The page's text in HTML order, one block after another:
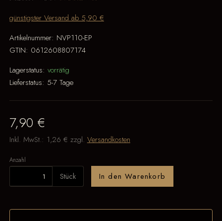
günstigster Versand ab 5,90 €
Artikelnummer: NVP110-EP
GTIN: 0612608807174
Lagerstatus: vorrätig
Lieferstatus: 5-7 Tage
7,90 €
Inkl. MwSt.: 1,26 € zzgl. Versandkosten
Anzahl
Stück In den Warenkorb